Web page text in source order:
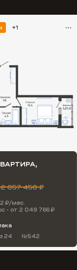
+1
057 450 ₽
₽/мес.
- от 2 049 766 ₽
24 №542